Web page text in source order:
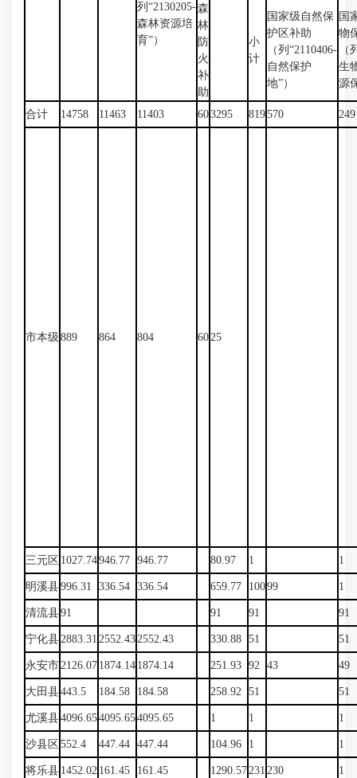
列“2130205-
森林资源培
育”）
森
林
防
火
补
助
小
计
国家级自然保
护区补助
（列“2110406-
自然保护
地”）
国
物
（
生
源
合计 14758 11463 11403 603295 819570 249
市本级 889 864 804 6025
三元区 1027.74946.77 946.77 80.97 1 1
明溪县996.31 336.54 336.54 659.77 10099 1
清流县91 91 91 91
宁化县2883.31 2552.432552.43 330.88 51 51
永安市2126.07 1874.14 1874.14 251.93 92 43 49
大田县443.5 184.58 184.58 258.92 51 51
尤溪县4096.654095.654095.65 1 1 1
沙县区 552.4 447.44 447.44 104.96 1 1
将乐县 1452.02 161.45 161.45 1290.57231 230 1